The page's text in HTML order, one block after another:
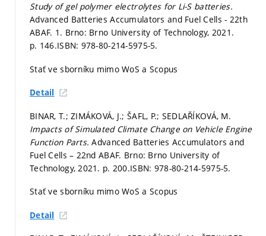
Study of gel polymer electrolytes for Li-S batteries.
Advanced Batteries Accumulators and Fuel Cells - 22th
ABAF. 1. Brno: Brno University of Technology, 2021.
p. 146.ISBN: 978-80-214-5975-5.
Stať ve sborníku mimo WoS a Scopus
Detail
BINAR, T.; ZIMÁKOVÁ, J.; ŠAFL, P.; SEDLAŘÍKOVÁ, M.
Impacts of Simulated Climate Change on Vehicle Engine
Function Parts.Advanced Batteries Accumulators and
Fuel Cells – 22nd ABAF. Brno: Brno University of
Technology, 2021. p. 200.ISBN: 978-80-214-5975-5.
Stať ve sborníku mimo WoS a Scopus
Detail